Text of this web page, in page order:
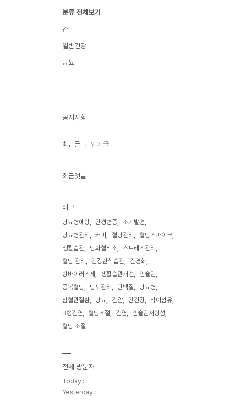
분류 전체보기
간
일반건강
당뇨
공지사항
최근글 인기글
최근댓글
태그
당뇨병예방 간경변증
조기발견
당뇨병관리
커피 혈당관리
혈당스파이크
생활습관
당화혈색소
스트레스관리
혈당 관리
건강한식습관
간경화
항바이러스제
생활습관개선
인슐린
공복혈당
당뇨관리 단백질
당뇨병
심혈관질환
당뇨 간암 간건강
식이섬유
B형간염
혈당조절 간염
인슐린저항성
혈당 조절
전체 방문자
Today :
Yesterday :